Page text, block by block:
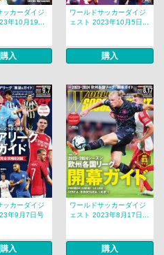
ッカーダイジ
年10月19...
購入
ワールドサッカーダイジ
ェスト 2023年10月5日...
購入
ッカーダイジ
年9月7日号
購入
ワールドサッカーダイジ
ェスト 2023年8月17日...
購入